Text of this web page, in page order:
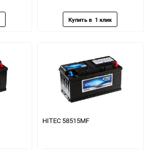
HITEC 58515MF